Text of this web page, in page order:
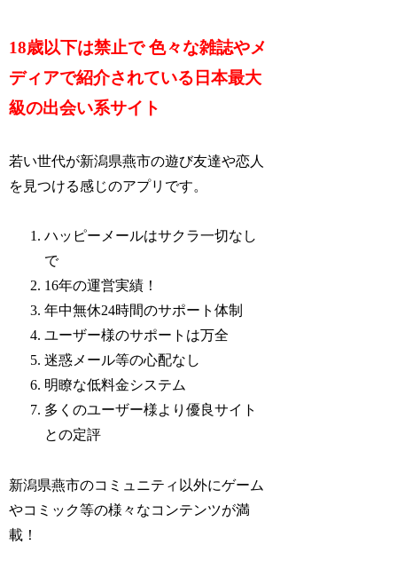
18歳以下は禁止で 色々な雑誌やメ
ディアで紹介されている日本最大
級の出会い系サイト
若い世代が新潟県燕市の遊び友達や恋人
を見つける感じのアプリです。
ハッピーメールはサクラ一切なし
で
16年の運営実績！
年中無休24時間のサポート体制
ユーザー様のサポートは万全
迷惑メール等の心配なし
明瞭な低料金システム
多くのユーザー様より優良サイト
との定評
新潟県燕市のコミュニティ以外にゲーム
やコミック等の様々なコンテンツが満
載！